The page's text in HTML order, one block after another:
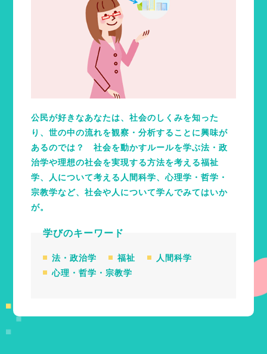
公民が好きなあなたは、社会のしくみを知った
り、世の中の流れを観察・分析することに興味が
あるのでは？ 社会を動かすルールを学ぶ法・政
治学や理想の社会を実現する方法を考える福祉
学、人について考える人間科学、心理学・哲学・
宗教学など、社会や人について学んでみてはいか
が。
学びのキーワード
法・政治学 福祉
人間科学
心理・哲学・宗教学